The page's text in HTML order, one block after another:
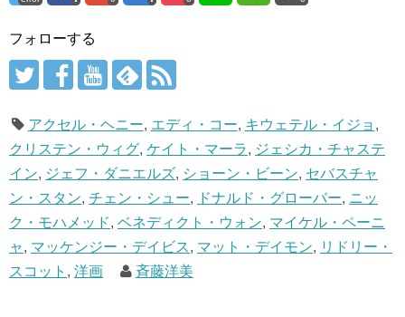
フォローする
アクセル・ヘニー, エディ・コー, キウェテル・イジョ ,
クリステン・ウィグ, ケイト・マーラ, ジェシカ・チャステ
イン, ジェフ・ダニエルズ, ショーン・ビーン, セバスチャ
ン・スタン, チェン・シュー, ドナルド・グローバー, ニッ
ク・モハメッド, ベネディクト・ウォン, マイケル・ペーニ
ャ, マッケンジー・デイビス, マット・デイモン, リドリー・
スコット , 洋画 斉藤洋美